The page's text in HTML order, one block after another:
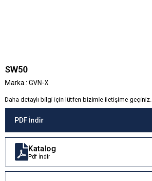
SW50
Marka : GVN-X
Daha detaylı bilgi için lütfen bizimle iletişime geçiniz.
PDF İndir
Katalog
Pdf İndir